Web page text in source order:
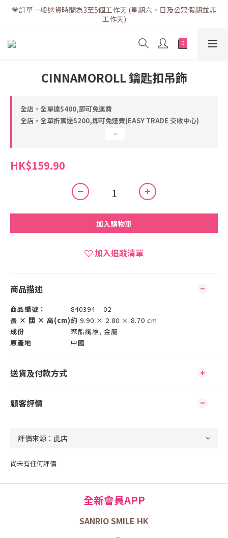
💗訂單一般送貨時間為3至5個工作天 (星期六、日及公眾假期並非
工作天)
💗訂單一般送貨時間為3至5個工作天 (星期六、日及公眾假期並非
工作天)
💗折實滿$400免運費 | 滿$200免自取點運費
💗立即下載全新會員APP享有專屬會員禮遇
💗訂單一般送貨時間為3至5個工作天 (星期六、日及公眾假期並非
工作天)
CINNAMOROLL 鑰匙扣吊飾
全店，全單達$400,即可免運費
全店，全單折實達$200,即可免運費(EASY TRADE 交收中心)
HK$159.90
加入購物車
加入追蹤清單
商品描述
商品編號：
840394 02
長 × 闊 × 高(cm)約 9.90 × 2.80 × 8.70 cm
成份
聚酯纖維, 金屬
原產地
中國
送貨及付款方式
顧客評價
尚未有任何評價
全新會員APP
SANRIO SMILE HK